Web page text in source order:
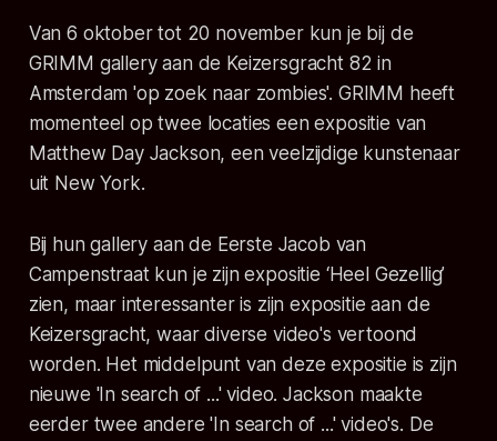
Van 6 oktober tot 20 november kun je bij de
GRIMM gallery aan de Keizersgracht 82 in
Amsterdam 'op zoek naar zombies'. GRIMM heeft
momenteel op twee locaties een expositie van
Matthew Day Jackson, een veelzijdige kunstenaar
uit New York.
Bij hun gallery aan de Eerste Jacob van
Campenstraat kun je zijn expositie ‘Heel Gezellig’
zien, maar interessanter is zijn expositie aan de
Keizersgracht, waar diverse video's vertoond
worden. Het middelpunt van deze expositie is zijn
nieuwe 'In search of ...' video. Jackson maakte
eerder twee andere 'In search of ...' video's. De